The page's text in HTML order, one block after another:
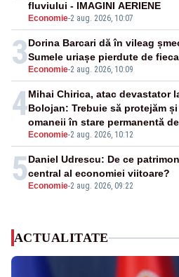
Economie-2 aug. 2026, 10:07
fluviului - IMAGINI AERIENE
3 Economie-2 aug. 2026, 10:09
Dorina Barcari dă în vileag
Sumele uriașe pierdute de
4
Economie-2 aug. 2026, 10:12
Mihai Chirica, atac devastator
Bolojan: Trebuie să protejăm
omaneii în stare permanentă
5 Economie-2 aug. 2026, 09:22
Daniel Udrescu: De ce
central al economiei viitoare?
ACTUALITATE